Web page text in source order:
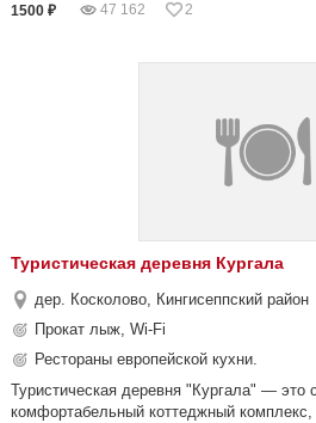
1500 ₽ 47 162 2
Туристическая деревня Кургала
дер. Косколово, Кингисеппский район
Прокат лыж, Wi-Fi
Рестораны европейской кухни.
Туристическая деревня "Кургала" — это
комфортабельный коттеджный